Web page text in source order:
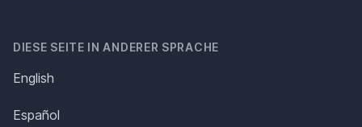
DIESE SEITE IN ANDERER SPRACHE
English
Español